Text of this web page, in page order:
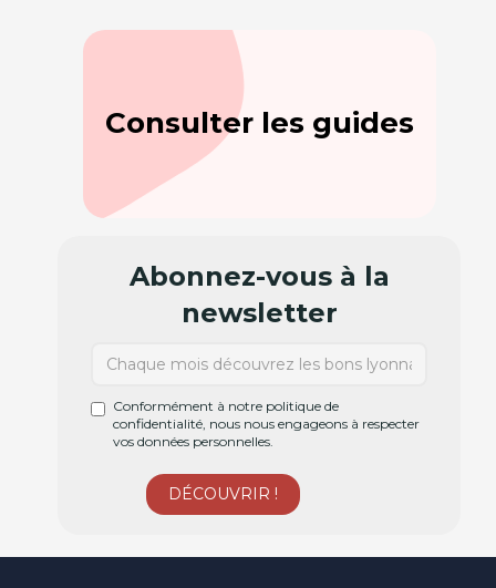
Consulter les guides
Abonnez-vous à la
newsletter
Conformément à notre politique de
confidentialité, nous nous engageons à respecter
vos données personnelles.